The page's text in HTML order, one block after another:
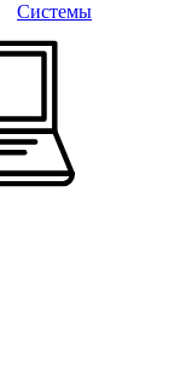
Системы